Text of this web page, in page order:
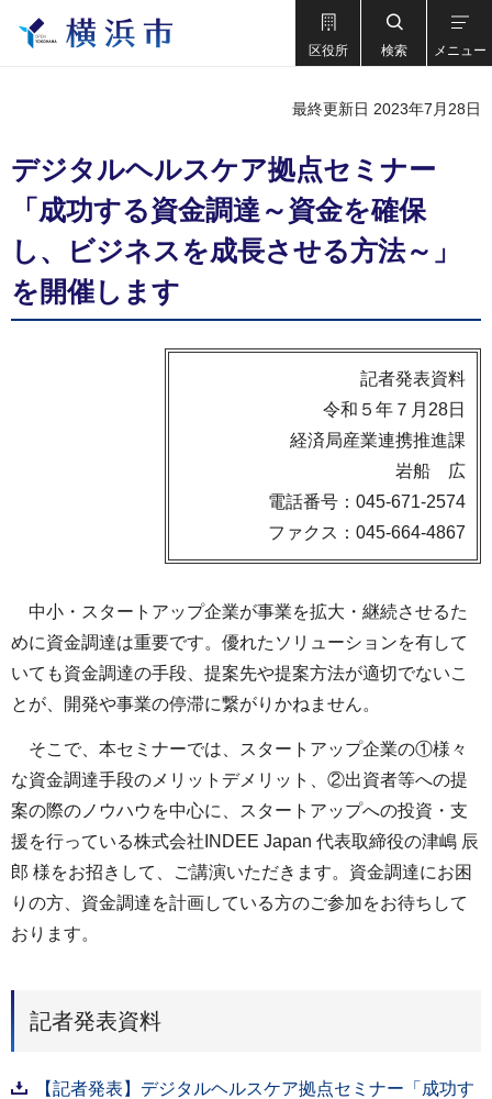
区役所 検索 メニュー
最終更新日 2023年7月28日
デジタルヘルスケア拠点セミナー
「成功する資金調達～資金を確保
し、ビジネスを成長させる方法～」
を開催します
記者発表資料
令和５年７月28日
経済局産業連携推進課
岩船 広
電話番号：045-671-2574
ファクス：045-664-4867
中小・スタートアップ企業が事業を拡大・継続させるた
めに資金調達は重要です。優れたソリューションを有して
いても資金調達の手段、提案先や提案方法が適切でないこ
とが、開発や事業の停滞に繋がりかねません。
そこで、本セミナーでは、スタートアップ企業の①様々
な資金調達手段のメリットデメリット、②出資者等への提
案の際のノウハウを中心に、スタートアップへの投資・支
援を行っている株式会社INDEE Japan 代表取締役の津嶋 辰
郎 様をお招きして、ご講演いただきます。資金調達にお困
りの方、資金調達を計画している方のご参加をお待ちして
おります。
記者発表資料
【記者発表】デジタルヘルスケア拠点セミナー「成功す